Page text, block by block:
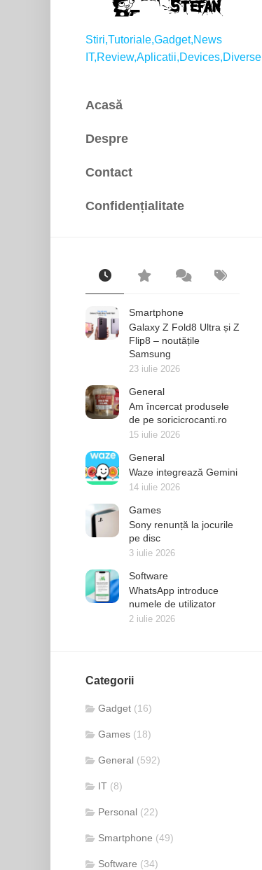
Stiri,Tutoriale,Gadget,News
IT,Review,Aplicatii,Devices,Diverse
Acasă
Despre
Contact
Confidențialitate
Smartphone
Galaxy Z Fold8 Ultra și Z
Flip8 – noutățile
Samsung
23 iulie 2026
General
Am încercat produsele
de pe soricicrocanti.ro
15 iulie 2026
General
Waze integrează Gemini
14 iulie 2026
Games
Sony renunță la jocurile
pe disc
3 iulie 2026
Software
WhatsApp introduce
numele de utilizator
2 iulie 2026
Categorii
Gadget (16)
Games (18)
General (592)
IT (8)
Personal (22)
Smartphone (49)
Software (34)